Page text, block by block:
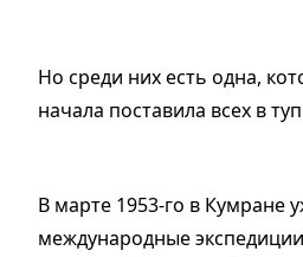
Но среди них есть одна,
начала поставила всех в
В марте 1953-го в Кумране
международные